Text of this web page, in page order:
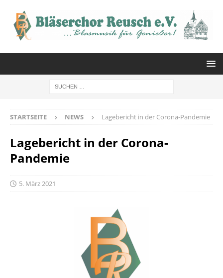
STARTSEITE NEWS Lagebericht in der Corona-Pandemie
Lagebericht in der Corona-
Pandemie
5. März 2021